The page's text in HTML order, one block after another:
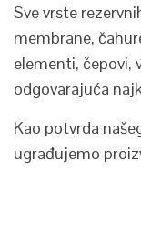
Sve vrste
membrane,
elementi, čepovi,
odgovarajuća
Kao potvrda
ugrađujemo